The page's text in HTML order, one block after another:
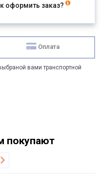
оформить заказ?
Оплата
вами транспортной
покупают